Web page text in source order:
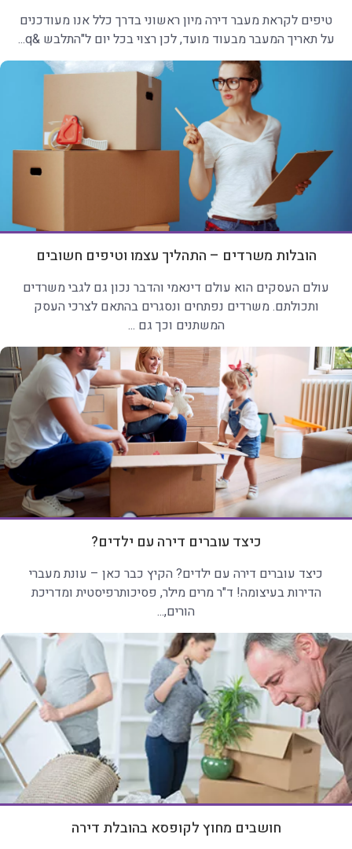
טיפים לקראת מעבר דירה מיון ראשוני בדרך כלל אנו מעודכנים
על תאריך המעבר מבעוד מועד, לכן רצוי בכל יום ל"התלבש &q...
הובלות משרדים – התהליך עצמו וטיפים חשובים
עולם העסקים הוא עולם דינאמי והדבר נכון גם לגבי משרדים
ותכולתם. משרדים נפתחים ונסגרים בהתאם לצרכי העסק
המשתנים וכך גם ...
כיצד עוברים דירה עם ילדים?
כיצד עוברים דירה עם ילדים? הקיץ כבר כאן – עונת מעברי
הדירות בעיצומה! ד"ר מרים מילר, פסיכותרפיסטית ומדריכת
הורים,...
חושבים מחוץ לקופסא בהובלת דירה